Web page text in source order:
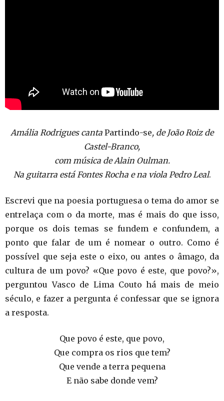
Amália Rodrigues canta Partindo-se, de João Roiz de
Castel-Branco,
com música de Alain Oulman.
Na guitarra está Fontes Rocha e na viola Pedro Leal.
Escrevi que na poesia portuguesa o tema do amor se
entrelaça com o da morte, mas é mais do que isso,
porque os dois temas se fundem e confundem, a
ponto que falar de um é nomear o outro. Como é
possível que seja este o eixo, ou antes o âmago, da
cultura de um povo? «Que povo é este, que povo?»,
perguntou Vasco de Lima Couto há mais de meio
século, e fazer a pergunta é confessar que se ignora
a resposta.
Que povo é este, que povo,
Que compra os rios que tem?
Que vende a terra pequena
E não sabe donde vem?